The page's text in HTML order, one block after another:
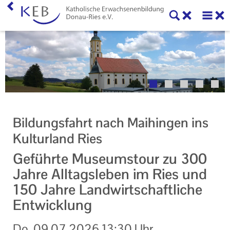
Bildungsfahrt nach Maihingen ins
Kulturland Ries
Geführte Museumstour zu 300
Jahre Alltagsleben im Ries und
150 Jahre Landwirtschaftliche
Entwicklung
Home
Willkommen
Veranstaltungen
Zentrale Veranstaltungen
Eltern-Kind-Gruppen
Gymnastikkurse
Alle Veranstaltungen